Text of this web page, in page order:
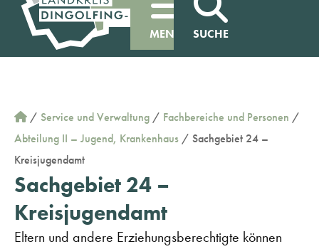
MENÜ SUCHE
/ Service und Verwaltung / Fachbereiche und Personen /
Abteilung II – Jugend, Krankenhaus / Sachgebiet 24 –
Kreisjugendamt
Sachgebiet 24 –
Kreisjugendamt
Eltern und andere Erziehungsberechtigte können